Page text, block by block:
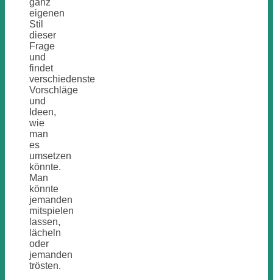
eigenen
Stil
dieser
Frage
und
findet
verschiedenste
Vorschläge
und
Ideen,
wie
man
es
umsetzen
könnte.
Man
könnte
jemanden
mitspielen
lassen,
lächeln
oder
jemanden
trösten.